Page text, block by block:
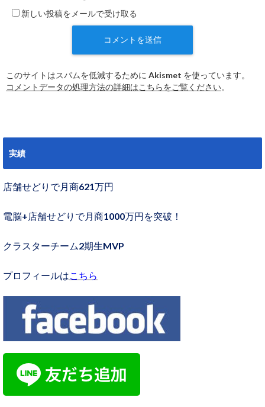
新しい投稿をメールで受け取る
このサイトはスパムを低減するために Akismet を使っています。
コメントデータの処理方法の詳細はこちらをご覧ください。
実績
店舗せどりで月商621万円
電脳+店舗せどりで月商1000万円を突破！
クラスターチーム2期生MVP
プロフィールは こちら